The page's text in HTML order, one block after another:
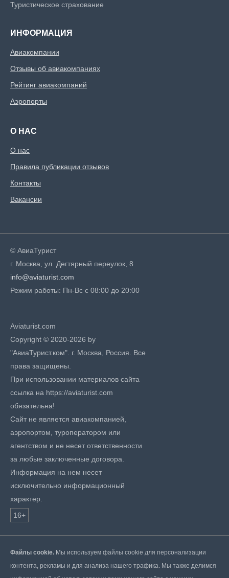
Туристическое страхование
ИНФОРМАЦИЯ
Авиакомпании
Отзывы об авиакомпаниях
Рейтинг авиакомпаний
Аэропорты
О НАС
О нас
Правила публикации отзывов
Контакты
Вакансии
© АвиаТурист
г. Москва, ул. Дегтярный переулок, 8
info@aviaturist.com
Режим работы: Пн-Вс с 08:00 до 20:00
Aviaturist.com
Copyright © 2020-2026 by
"АвиаТурист.ком". г. Москва, Россия. Все
права защищены.
При использовании материалов сайта
ссылка на https://aviaturist.com
обязательна!
Сайт не является авиакомпанией,
аэропортом, туроператором или
агентством и не несет ответственности
за любые заключенные договора.
Информация на нем несет
исключительно информационный
характер.
16+
Файлы cookie. Мы используем файлы cookie для персонализации
контента, рекламы и для анализа нашего трафика. Мы также делимся